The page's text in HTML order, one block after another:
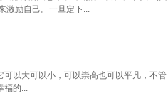
激励自己。一旦定下...
以大可以小，可以崇高也可以平凡，不管
福的...